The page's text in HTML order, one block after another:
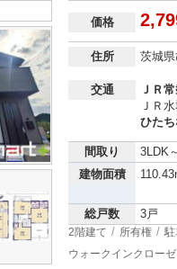
価格
住所 茨城
交通
ＪＲ
ＪＲ
ひた
間取り
3LDK
建物面積
総戸数
3戸
2階建て 所有権 駐
ウォークインクローゼ